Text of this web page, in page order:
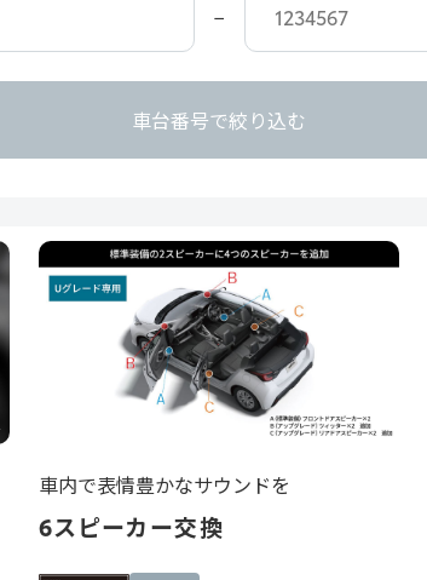
−
車台番号で絞り込む
車内で表情豊かなサウンドを
6スピーカー交換